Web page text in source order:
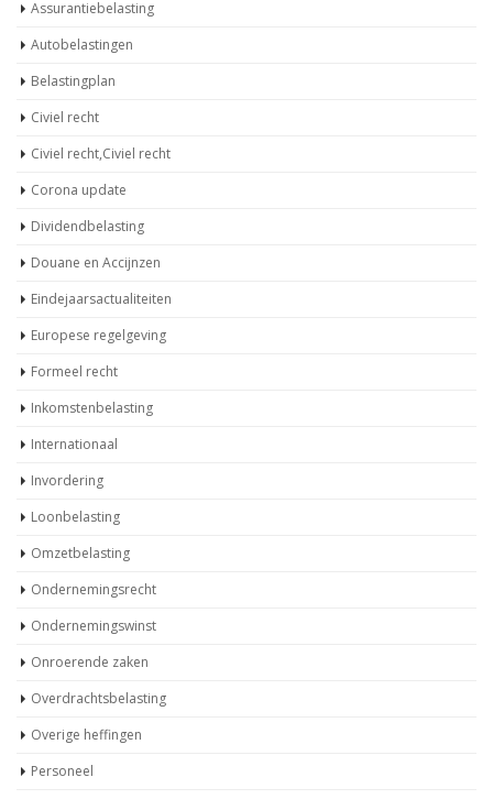
Assurantiebelasting
Autobelastingen
Belastingplan
Civiel recht
Civiel recht,Civiel recht
Corona update
Dividendbelasting
Douane en Accijnzen
Eindejaarsactualiteiten
Europese regelgeving
Formeel recht
Inkomstenbelasting
Internationaal
Invordering
Loonbelasting
Omzetbelasting
Ondernemingsrecht
Ondernemingswinst
Onroerende zaken
Overdrachtsbelasting
Overige heffingen
Personeel